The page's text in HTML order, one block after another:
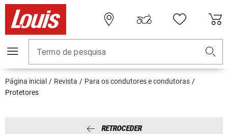
Termo de pesquisa
Página inicial Revista
Para os condutores e condutoras
Protetores
RETROCEDER